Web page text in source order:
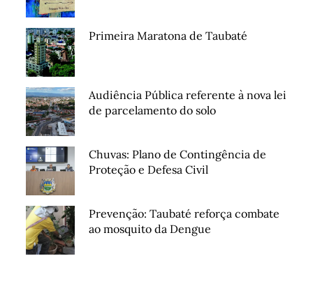
Primeira Maratona de Taubaté
Audiência Pública referente à nova lei
de parcelamento do solo
Chuvas: Plano de Contingência de
Proteção e Defesa Civil
Prevenção: Taubaté reforça combate
ao mosquito da Dengue